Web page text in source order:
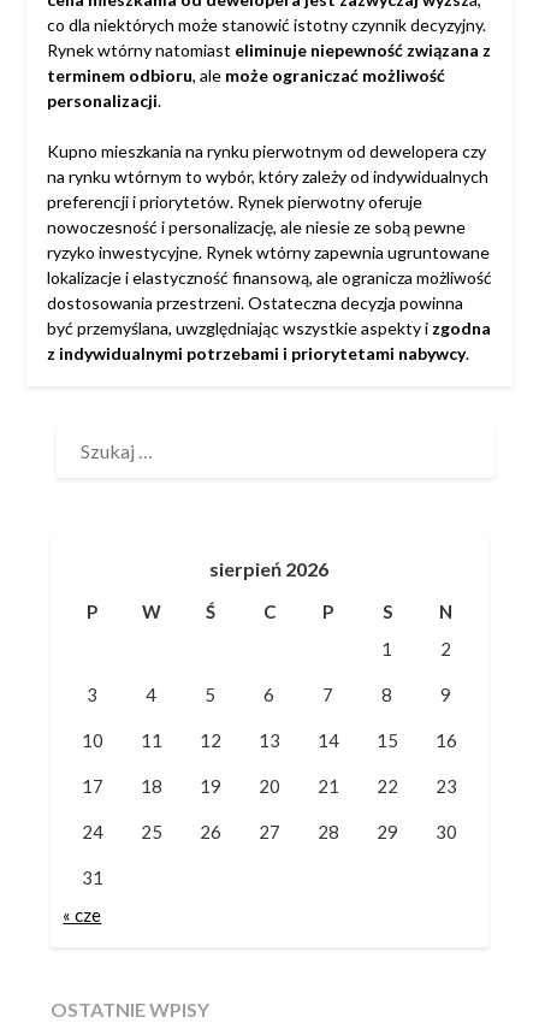
co dla niektórych może stanowić istotny czynnik decyzyjny.
Rynek wtórny natomiast eliminuje niepewność związana z
terminem odbioru, ale może ograniczać możliwość
personalizacji.
Kupno mieszkania na rynku pierwotnym od dewelopera czy
na rynku wtórnym to wybór, który zależy od indywidualnych
preferencji i priorytetów. Rynek pierwotny oferuje
nowoczesność i personalizację, ale niesie ze sobą pewne
ryzyko inwestycyjne. Rynek wtórny zapewnia ugruntowane
lokalizacje i elastyczność finansową, ale ogranicza możliwość
dostosowania przestrzeni. Ostateczna decyzja powinna
być przemyślana, uwzględniając wszystkie aspekty izgodna
z indywidualnymi potrzebami i priorytetami nabywcy.
sierpień 2026
P W Ś C P S
N
1
2
3 4 5 6 7 8 9
10 11 12 13 14 15 16
17 18 19 20 21 22 23
24 25 26 27 28 29 30
31
« cze
OSTATNIE WPISY